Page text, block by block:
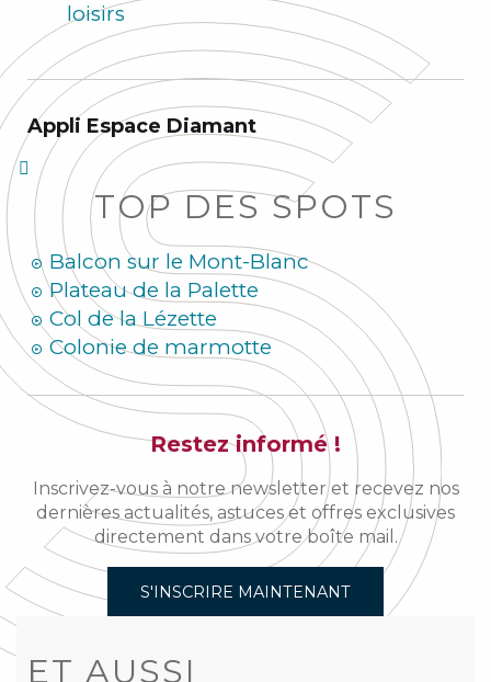
loisirs
Appli Espace Diamant
TOP DES SPOTS
Balcon sur le Mont-Blanc
Plateau de la Palette
Col de la Lézette
Colonie de marmotte
Restez informé !
Inscrivez-vous à notre newsletter et recevez nos
dernières actualités, astuces et offres exclusives
directement dans votre boîte mail.
S'INSCRIRE MAINTENANT
ET AUSSI